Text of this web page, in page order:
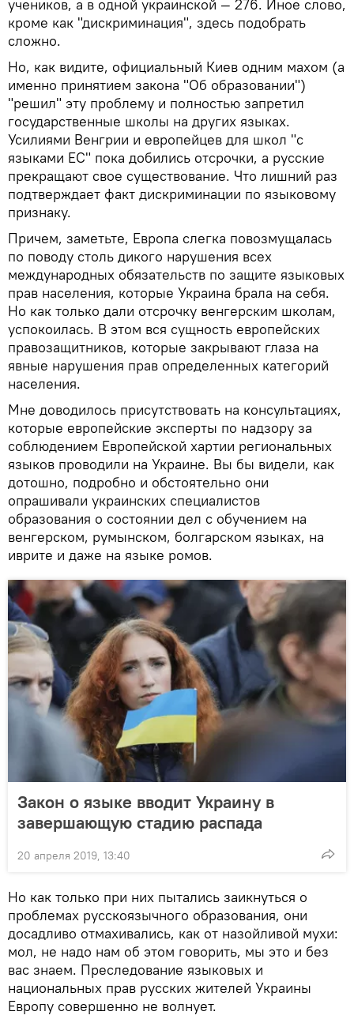
учеников, а в одной украинской — 276. Иное слово,
кроме как "дискриминация", здесь подобрать
сложно.
Но, как видите, официальный Киев одним махом (а
именно принятием закона "Об образовании")
"решил" эту проблему и полностью запретил
государственные школы на других языках.
Усилиями Венгрии и европейцев для школ "с
языками ЕС" пока добились отсрочки, а русские
прекращают свое существование. Что лишний раз
подтверждает факт дискриминации по языковому
признаку.
Причем, заметьте, Европа слегка повозмущалась
по поводу столь дикого нарушения всех
международных обязательств по защите языковых
прав населения, которые Украина брала на себя.
Но как только дали отсрочку венгерским школам,
успокоилась. В этом вся сущность европейских
правозащитников, которые закрывают глаза на
явные нарушения прав определенных категорий
населения.
Мне доводилось присутствовать на консультациях,
которые европейские эксперты по надзору за
соблюдением Европейской хартии региональных
языков проводили на Украине. Вы бы видели, как
дотошно, подробно и обстоятельно они
опрашивали украинских специалистов
образования о состоянии дел с обучением на
венгерском, румынском, болгарском языках, на
иврите и даже на языке ромов.
Закон о языке вводит Украину в
завершающую стадию распада
20 апреля 2019, 13:40
Но как только при них пытались заикнуться о
проблемах русскоязычного образования, они
досадливо отмахивались, как от назойливой мухи:
мол, не надо нам об этом говорить, мы это и без
вас знаем. Преследование языковых и
национальных прав русских жителей Украины
Европу совершенно не волнует.